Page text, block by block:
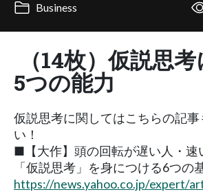
Business
（14枚）仮説思
5つの能力
仮説思考に関してはこちらの記事
い！
■【大作】頭の回転が遅い人・
「仮説思考」を身につける6つの
https://news.yahoo.co.jp/expert/